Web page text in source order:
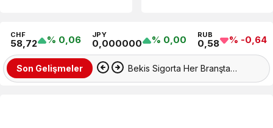
CHF
58,72 % 0,06 JPY
0,000000 % 0,00 RUB
0,58 % -0,64
Son Gelişmeler Bekis Sigorta Her Branşta